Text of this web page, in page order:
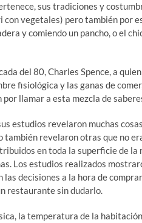
sus tradiciones y
con vegetales) pero también por
y comiendo un pancho, o el
del 80, Charles Spence, a
fisiológica y las ganas de
llamar a esta mezcla de
estudios revelaron muchas
también revelaron otras que no
en toda la superficie de
Los estudios realizados
decisiones a la hora de
restaurante sin dudarlo.
la temperatura de la